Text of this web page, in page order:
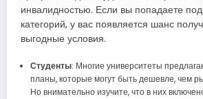
инвалидностью. Если вы попадаете под
категорий, у вас появляется шанс
выгодные условия.
Студенты: Многие университеты
планы, которые могут быть дешевле, чем
Но внимательно изучите, что в них